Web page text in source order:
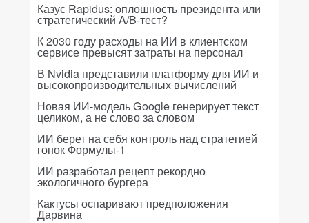
Казус Rapidus: оплошность президента или
стратегический A/B-тест?
К 2030 году расходы на ИИ в клиентском
сервисе превысят затраты на персонал
В Nvidia представили платформу для ИИ и
высокопроизводительных вычислений
Новая ИИ-модель Google генерирует текст
целиком, а не слово за словом
ИИ берет на себя контроль над стратегией
гонок Формулы-1
ИИ разработал рецепт рекордно
экологичного бургера
Кактусы оспаривают предположения
Дарвина